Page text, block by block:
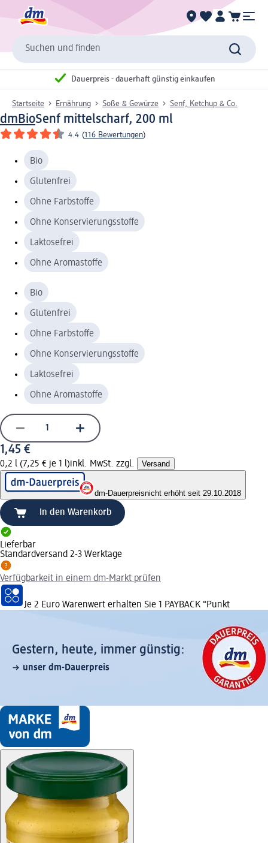
Suchen und finden
Dauerpreis - dauerhaft günstig einkaufen
Startseite Ernährung Soße & Gewürze Senf, Ketchup & Co.
dmBioSenf mittelscharf, 200 ml
4.4 (116 Bewertungen)
Bio
Glutenfrei
Ohne Farbstoffe
Ohne Konservierungsstoffe
Laktosefrei
Ohne Aromastoffe
Bio
Glutenfrei
Ohne Farbstoffe
Ohne Konservierungsstoffe
Laktosefrei
Ohne Aromastoffe
1,45 €
0,2 l (7,25 € je 1 l)inkl. MwSt. zzgl. Versand
dm-Dauerpreisnicht erhöht seit 29.10.2018
In den Warenkorb
Lieferbar
Standardversand 2-3 Werktage
Verfügbarkeit in einem dm-Markt prüfen
Je 2 Euro Warenwert erhalten Sie 1 PAYBACK °Punkt
Gestern, heute, immer günstig:
unser dm-Dauerpreis